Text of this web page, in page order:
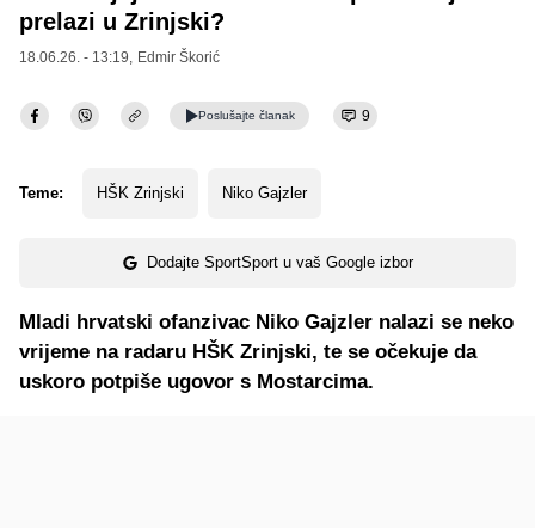
prelazi u Zrinjski?
18.06.26. - 13:19, Edmir Škorić
Poslušajte članak 9
Teme: HŠK Zrinjski Niko Gajzler
Dodajte SportSport u vaš Google izbor
Mladi hrvatski ofanzivac Niko Gajzler nalazi se neko
vrijeme na radaru HŠK Zrinjski, te se očekuje da
uskoro potpiše ugovor s Mostarcima.